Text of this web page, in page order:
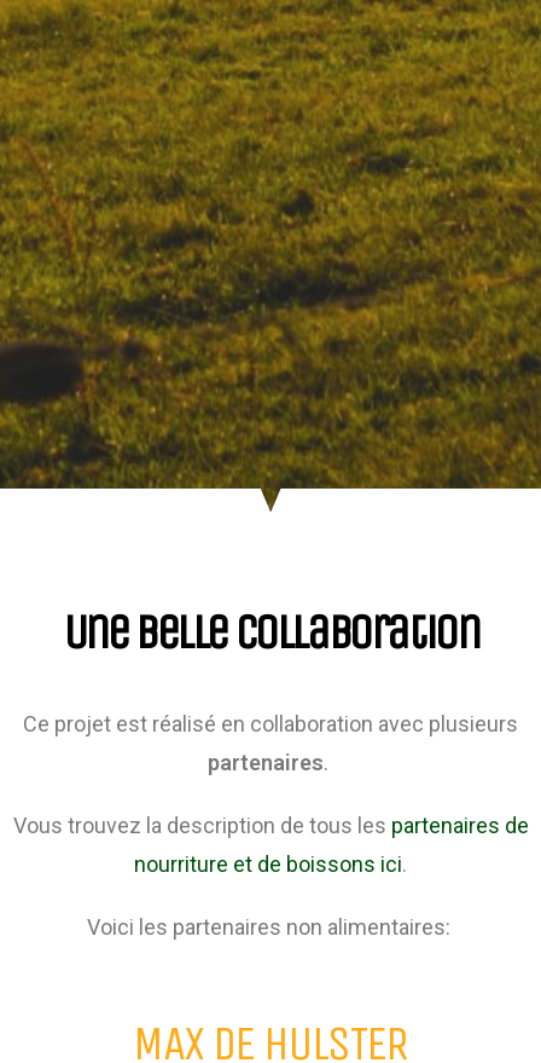
Une belle collaboration
Ce projet est réalisé en collaboration avec plusieurs
partenaires.
Vous trouvez la description de tous les partenaires de
nourriture et de boissons ici.
Voici les partenaires non alimentaires:
MAX DE HULSTER